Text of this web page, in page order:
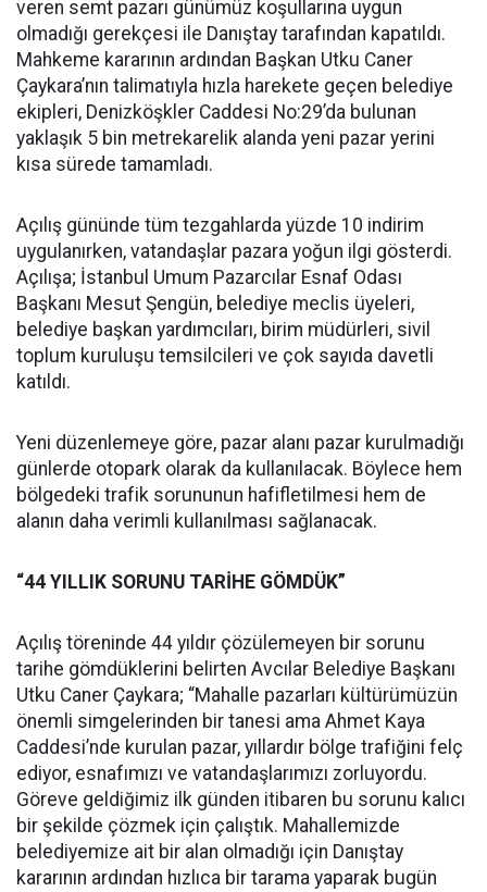
veren semt pazarı günümüz koşullarına uygun
olmadığı gerekçesi ile Danıştay tarafından kapatıldı.
Mahkeme kararının ardından Başkan Utku Caner
Çaykara’nın talimatıyla hızla harekete geçen belediye
ekipleri, Denizköşkler Caddesi No:29’da bulunan
yaklaşık 5 bin metrekarelik alanda yeni pazar yerini
kısa sürede tamamladı.
Açılış gününde tüm tezgahlarda yüzde 10 indirim
uygulanırken, vatandaşlar pazara yoğun ilgi gösterdi.
Açılışa; İstanbul Umum Pazarcılar Esnaf Odası
Başkanı Mesut Şengün, belediye meclis üyeleri,
belediye başkan yardımcıları, birim müdürleri, sivil
toplum kuruluşu temsilcileri ve çok sayıda davetli
katıldı.
Yeni düzenlemeye göre, pazar alanı pazar kurulmadığı
günlerde otopark olarak da kullanılacak. Böylece hem
bölgedeki trafik sorununun hafifletilmesi hem de
alanın daha verimli kullanılması sağlanacak.
“44 YILLIK SORUNU TARİHE GÖMDÜK”
Açılış töreninde 44 yıldır çözülemeyen bir sorunu
tarihe gömdüklerini belirten Avcılar Belediye Başkanı
Utku Caner Çaykara; “Mahalle pazarları kültürümüzün
önemli simgelerinden bir tanesi ama Ahmet Kaya
Caddesi’nde kurulan pazar, yıllardır bölge trafiğini felç
ediyor, esnafımızı ve vatandaşlarımızı zorluyordu.
Göreve geldiğimiz ilk günden itibaren bu sorunu kalıcı
bir şekilde çözmek için çalıştık. Mahallemizde
belediyemize ait bir alan olmadığı için Danıştay
kararının ardından hızlıca bir tarama yaparak bugün